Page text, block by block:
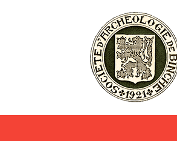
Société d'Archéologie et des